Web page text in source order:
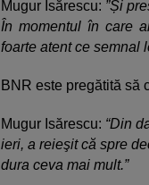
Mugur Isărescu: ”Și
În momentul în care
foarte atent ce semnal
BNR este pregătită să
Mugur Isărescu: “Din
ieri, a reieşit că spre
dura ceva mai mult.”